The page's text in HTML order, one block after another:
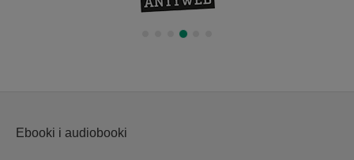
Ebooki i audiobooki